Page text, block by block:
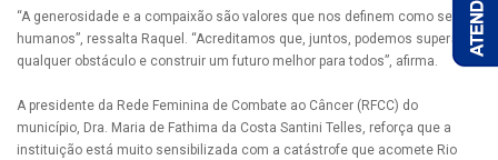
“A generosidade e a compaixão são valores que nos definem como seres
humanos”, ressalta Raquel. “Acreditamos que, juntos, podemos superar
qualquer obstáculo e construir um futuro melhor para todos”, afirma.
A presidente da Rede Feminina de Combate ao Câncer (RFCC) do
município, Dra. Maria de Fathima da Costa Santini Telles, reforça que a
instituição está muito sensibilizada com a catástrofe que acomete Rio